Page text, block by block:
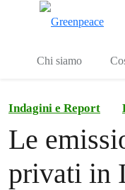
Chi siamo
Indagini e Report
Le
privati in